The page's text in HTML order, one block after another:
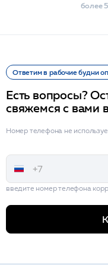
более
Ответим в рабочие будни
Есть вопросы?
свяжемся с вами
Номер телефона не
введите номер телефона